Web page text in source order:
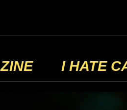
ZINE I HATE